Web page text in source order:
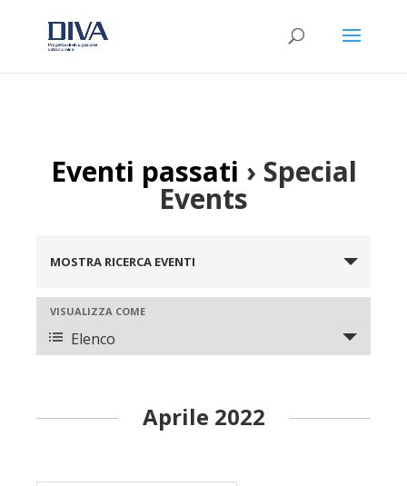
Eventi passati › Special
Events
Ricerca
e
viste
Navigazione
MOSTRA RICERCA EVENTI
Evento
Viste
Navigazione
VISUALIZZA COME
Elenco
Aprile 2022